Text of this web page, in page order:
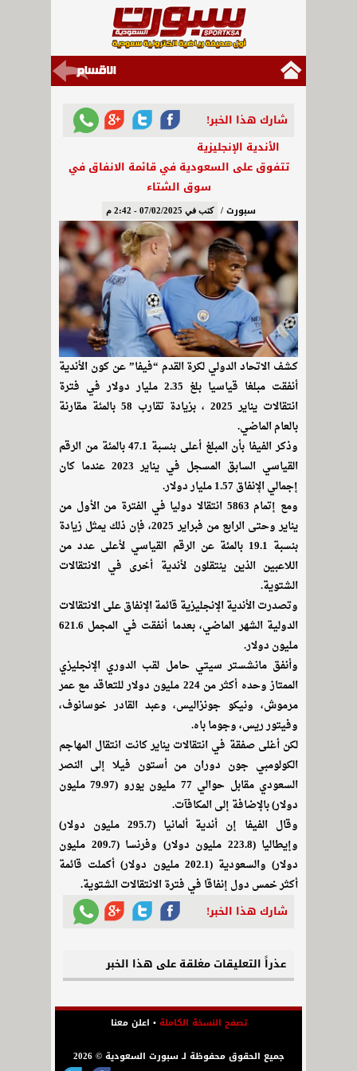
شارك هذا الخبر!
الأندية الإنجليزية
تتفوق على السعودية في قائمة الانفاق في
سوق الشتاء
سبورت / كتب في 07/02/2025 - 2:42 م
كشف الاتحاد الدولي لكرة القدم “فيفا” عن كون الأندية
أنفقت مبلغا قياسيا بلغ 2.35 مليار دولار في فترة
انتقالات يناير 2025 ، بزيادة تقارب 58 بالمئة مقارنة
بالعام الماضي.
وذكر الفيفا بأن المبلغ أعلى بنسبة 47.1 بالمئة من الرقم
القياسي السابق المسجل في يناير 2023 عندما كان
إجمالي الإنفاق 1.57 مليار دولار.
ومع إتمام 5863 انتقالا دوليا في الفترة من الأول من
يناير وحتى الرابع من فبراير 2025، فإن ذلك يمثل زيادة
بنسبة 19.1 بالمئة عن الرقم القياسي لأعلى عدد من
اللاعبين الذين ينتقلون لأندية أخرى في الانتقالات
الشتوية.
وتصدرت الأندية الإنجليزية قائمة الإنفاق على الانتقالات
الدولية الشهر الماضي، بعدما أنفقت في المجمل 621.6
مليون دولار.
وأنفق مانشستر سيتي حامل لقب الدوري الإنجليزي
الممتاز وحده أكثر من 224 مليون دولار للتعاقد مع عمر
مرموش، ونيكو جونزاليس، وعبد القادر خوسانوف،
وفيتور ريس، وجوما باه.
لكن أغلى صفقة في انتقالات يناير كانت انتقال المهاجم
الكولومبي جون دوران من أستون فيلا إلى النصر
السعودي مقابل حوالي 77 مليون يورو (79.97 مليون
دولار) بالإضافة إلى المكافآت.
وقال الفيفا إن أندية ألمانيا (295.7 مليون دولار)
وإيطاليا (223.8 مليون دولار) وفرنسا (209.7 مليون
دولار) والسعودية (202.1 مليون دولار) أكملت قائمة
أكثر خمس دول إنفاقا في فترة الانتقالات الشتوية.
شارك هذا الخبر!
عذراً التعليقات مغلقة على هذا الخبر
تصفح النسخة الكاملة• اعلن معنا
جميع الحقوق محفوظة لـ سبورت السعودية © 2026